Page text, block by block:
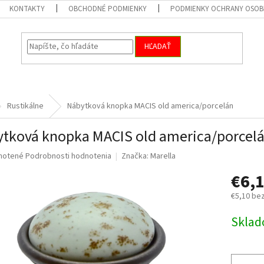
KONTAKTY OBCHODNÉ PODMIENKY PODMIENKY OCHRANY
HĽADAŤ
Rustikálne Nábytková knopka MACIS old america/porcelán
knopka MACIS old america/
Podrobnosti hodnotenia Značka: Marella
€5,10
cena: